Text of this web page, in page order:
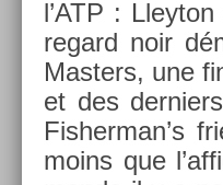
l’ATP :
re­gard noir
Mast­ers, une
et des
Fis­herman’s
moins que